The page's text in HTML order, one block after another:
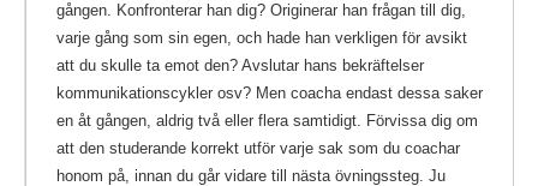
gången. Konfronterar han dig? Originerar han frågan till dig,
varje gång som sin egen, och hade han verkligen för avsikt
att du skulle ta emot den? Avslutar hans bekräftelser
kommunikationscykler osv? Men coacha endast dessa saker
en åt gången, aldrig två eller flera samtidigt. Förvissa dig om
att den studerande korrekt utför varje sak som du coachar
honom på, innan du går vidare till nästa övningssteg. Ju